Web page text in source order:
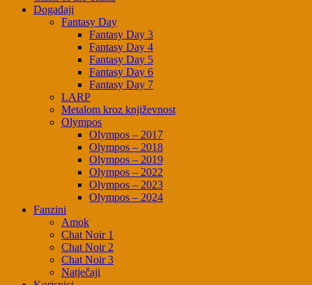
Događaji
Fantasy Day
Fantasy Day 3
Fantasy Day 4
Fantasy Day 5
Fantasy Day 6
Fantasy Day 7
LARP
Metalom kroz književnost
Olympos
Olympos – 2017
Olympos – 2018
Olympos – 2019
Olympos – 2022
Olympos – 2023
Olympos – 2024
Fanzini
Amok
Chat Noir 1
Chat Noir 2
Chat Noir 3
Natječaji